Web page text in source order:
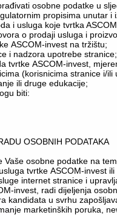
osobne podatke u
propisima unutar i
i usluga koje tvrtka
o prodaji usluga i
ASCOM-invest na tržištu;
i nadzora upotrebe stranice;
tvrtke ASCOM-invest,
(korisnicima stranice i/
ili druge edukacije;
biti:
OSOBNIH PODATAKA
Vaše osobne podatke na
tvrtke ASCOM-invest
internet stranice i
invest, radi dijeljenja
kandidata u svrhu
marketinških poruka,